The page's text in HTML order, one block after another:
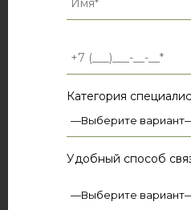
Категория
Удобный способ